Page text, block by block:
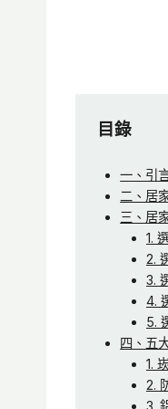
目錄
一、引
二、居
三、居
1.
2.
3.
4.
5.
四、五
1.
2.
3.